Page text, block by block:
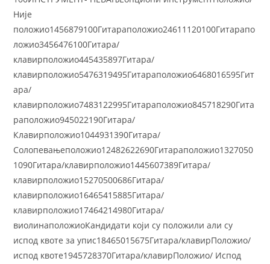
Није
положио1456879100Гитараположио24611120100Гитарапо
ложио3456476100Гитара/
клавирположио445435897Гитара/
клавирположио5476319495Гитараположио6468016595Гит
ара/
клавирположио7483122995Гитараположио845718290Гита
раположио945022190Гитара/
Клавирположио1044931390Гитара/
Солопевањеположио12482622690Гитараположио1327050
1090Гитара/клавирположио1445607389Гитара/
клавирположио15270500686Гитара/
клавирположио16465415885Гитара/
клавирположио17464214980Гитара/
виолинаположиоКандидати који су положили али су
испод квоте за упис18465015675Гитара/клавирПоложио/
испод квоте1945728370Гитара/клавирПоложио/ Испод